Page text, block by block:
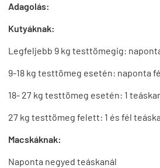
Adagolás:
Kutyáknak:
Legfeljebb 9 kg testtömegig:
9-18 kg testtömeg esetén: naponta
18- 27 kg testtömeg esetén: 1
27 kg testtömeg felett: 1 és fél
Macskáknak:
Naponta negyed teáskanál